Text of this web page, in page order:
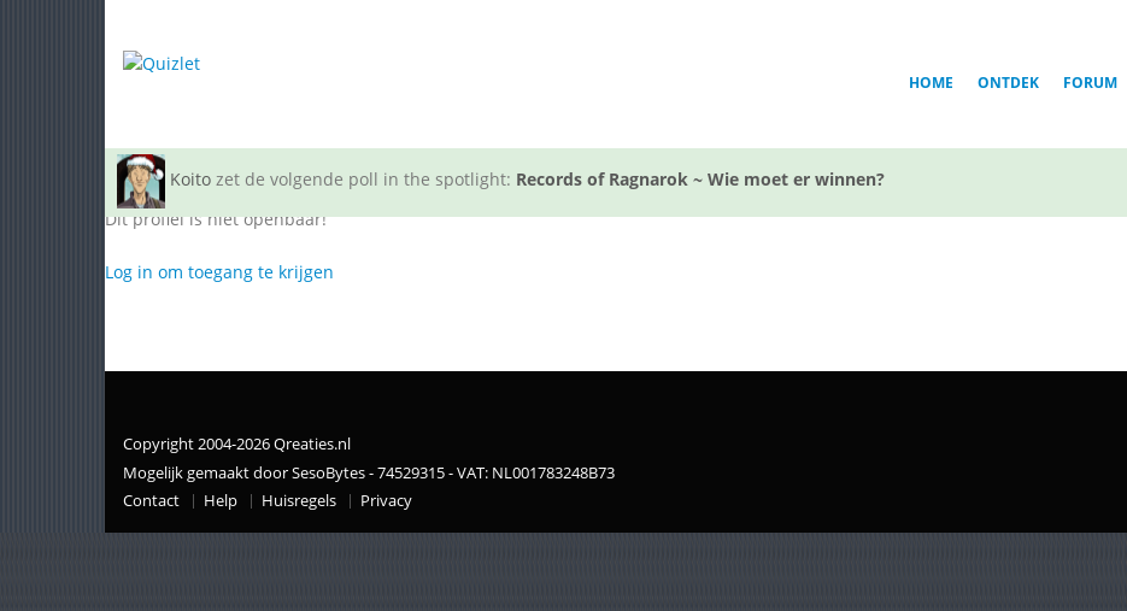
HOME ONTDEK FORUM
Koito zet de volgende poll in the spotlight: Records of Ragnarok ~ Wie moet er winnen?
Dit profiel is niet openbaar!
Log in om toegang te krijgen
Copyright 2004-2026 Qreaties.nl
Mogelijk gemaakt door SesoBytes - 74529315 - VAT: NL001783248B73
Contact
Help Huisregels Privacy